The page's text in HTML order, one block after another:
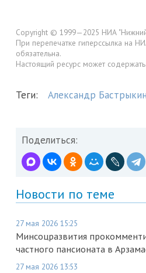
Copyright © 1999—2025 НИА
При перепечатке гиперссылка на
обязательна.
Настоящий ресурс может
Теги: Александр Бастрыкин
Поделиться:
Новости по теме
27 мая 2026 15:25
Минсоцразвития
частного пансионата в
27 мая 2026 13:53